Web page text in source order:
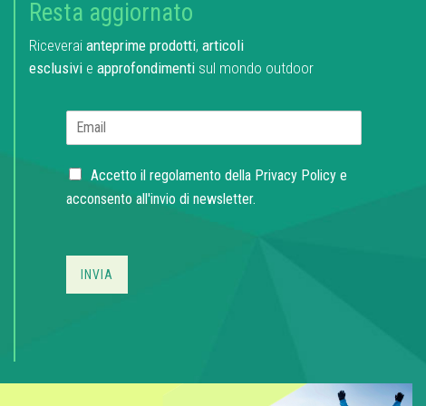
Resta aggiornato
Riceveraianteprime prodotti, articoli
esclusivie approfondimentisul mondo outdoor
*
C
e
b
x
Accetto il regolamento della Privacy Policye
acconsento all'invio di newsletter.
INVIA